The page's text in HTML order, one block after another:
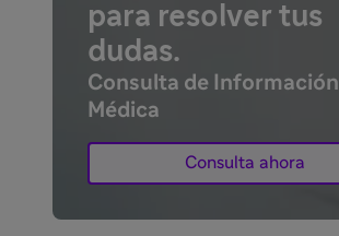
para resolver tus
dudas.
Consulta de Información
Médica
Consulta ahora